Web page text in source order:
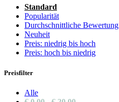
Standard
Popularität
Durchschnittliche Bewertung
Neuheit
Preis: niedrig bis hoch
Preis: hoch bis niedrig
Preisfilter
Alle